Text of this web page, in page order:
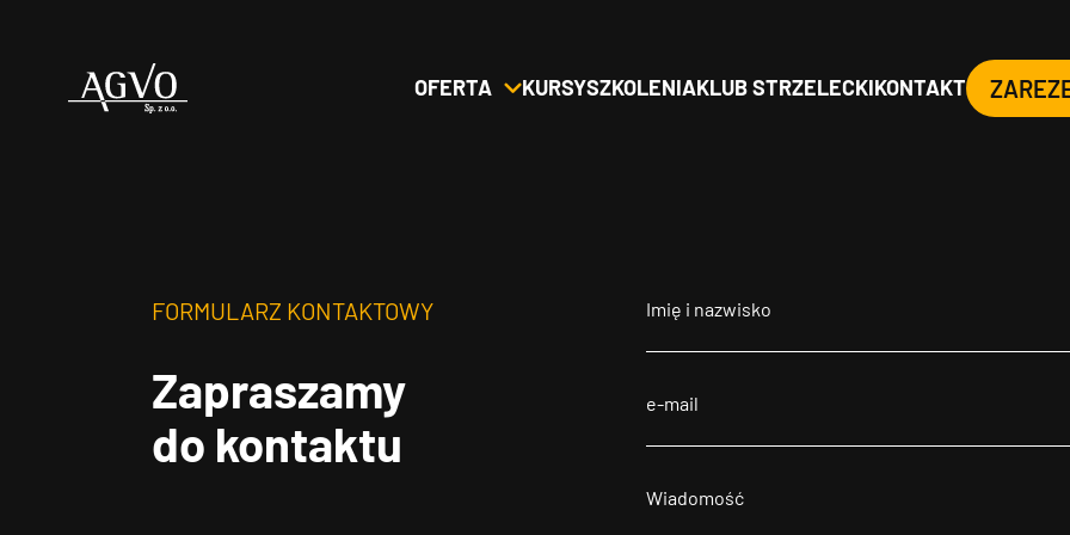
Header
OFERTA KURSYSZKOLENIAKLUB STRZELECKIKONTAKT
FORMULARZ KONTAKTOWY
Zapraszamy
do kontaktu